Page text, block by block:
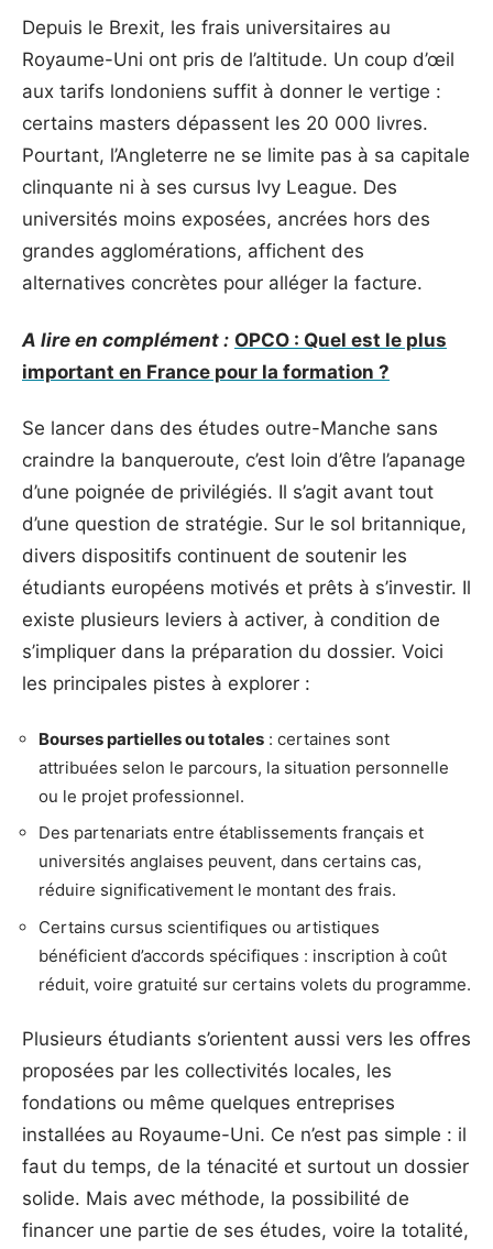
Depuis le Brexit, les frais universitaires au
Royaume-Uni ont pris de l’altitude. Un coup d’œil
aux tarifs londoniens suffit à donner le vertige :
certains masters dépassent les 20 000 livres.
Pourtant, l’Angleterre ne se limite pas à sa capitale
clinquante ni à ses cursus Ivy League. Des
universités moins exposées, ancrées hors des
grandes agglomérations, affichent des
alternatives concrètes pour alléger la facture.
A lire en complément : OPCO : Quel est le plus
important en France pour la formation ?
Se lancer dans des études outre-Manche sans
craindre la banqueroute, c’est loin d’être l’apanage
d’une poignée de privilégiés. Il s’agit avant tout
d’une question de stratégie. Sur le sol britannique,
divers dispositifs continuent de soutenir les
étudiants européens motivés et prêts à s’investir. Il
existe plusieurs leviers à activer, à condition de
s’impliquer dans la préparation du dossier. Voici
les principales pistes à explorer :
Bourses partielles ou totales : certaines sont
attribuées selon le parcours, la situation personnelle
ou le projet professionnel.
Des partenariats entre établissements français et
universités anglaises peuvent, dans certains cas,
réduire significativement le montant des frais.
Certains cursus scientifiques ou artistiques
bénéficient d’accords spécifiques : inscription à coût
réduit, voire gratuité sur certains volets du programme.
Plusieurs étudiants s’orientent aussi vers les offres
proposées par les collectivités locales, les
fondations ou même quelques entreprises
installées au Royaume-Uni. Ce n’est pas simple : il
faut du temps, de la ténacité et surtout un dossier
solide. Mais avec méthode, la possibilité de
financer une partie de ses études, voire la totalité,